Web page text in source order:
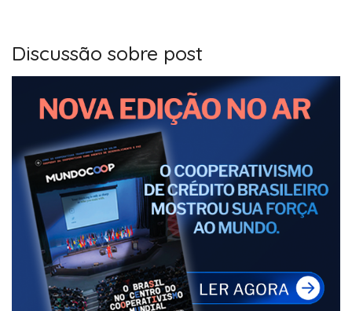
Discussão sobre post